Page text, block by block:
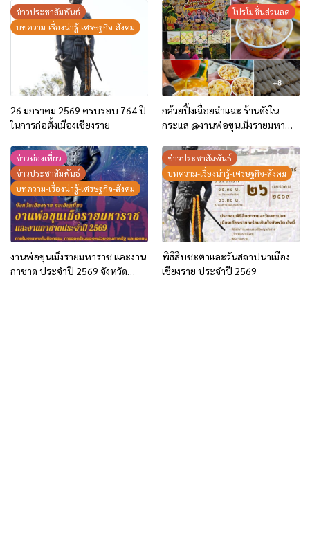
เชียงรายครบรอบ 764 ปี เมือง
เชียงราย
ข่าวประชาสัมพันธ์
บทความ-เรื่องน่ารู้-เศรษฐกิจ-สังคม
26 มกราคม 2569 ครบรอบ 764 ปี
ในการก่อตั้งเมืองเชียงราย
โปรโมชั่นส่วนลด
กล้วยปิ้งเฉื่อยฉ่ำแฉะ ร้านดังใน
กระแส @งานพ่อขุนเม็งรายมหา
ข่าวท่องเที่ยว
ข่าวประชาสัมพันธ์
บทความ-เรื่องน่ารู้-เศรษฐกิจ-สังคม
งานพ่อขุนเม็งรายมหาราช และงาน
กาชาด ประจำปี 2569 จังหวัด
ข่าวประชาสัมพันธ์
บทความ-เรื่องน่ารู้-เศรษฐกิจ-สังคม
พิธีสืบชะตาและวันสถาปนาเมือง
เชียงราย ประจำปี 2569